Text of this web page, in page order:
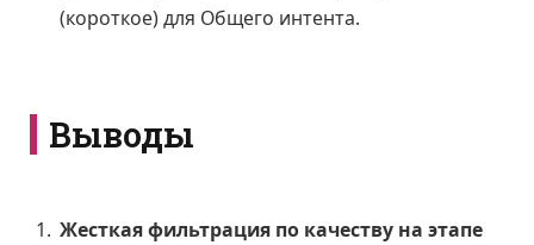
(короткое) для Общего интента.
Выводы
Жесткая фильтрация по качеству на этапе